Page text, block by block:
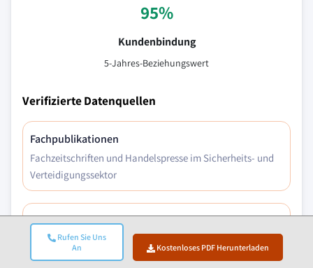
Rufen Sie Uns
An
Kostenloses PDF Herunterladen
95%
Kundenbindung
5-Jahres-Beziehungswert
Verifizierte Datenquellen
Fachpublikationen
Fachzeitschriften und Handelspresse im Sicherheits- und
Verteidigungssektor
Branchendatenbanken
Eigenentwickelte und Drittanbieter-Marktdatenbanken